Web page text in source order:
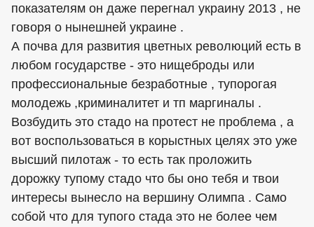
показателям он даже перегнал украину 2013 , не
говоря о нынешней украине .
А почва для развития цветных революций есть в
любом государстве - это нищеброды или
профессиональные безработные , тупорогая
молодежь ,криминалитет и тп маргиналы .
Возбудить это стадо на протест не проблема , а
вот воспользоваться в корыстных целях это уже
высший пилотаж - то есть так проложить
дорожку тупому стадо что бы оно тебя и твои
интересы вынесло на вершину Олимпа . Само
собой что для тупого стада это не более чем